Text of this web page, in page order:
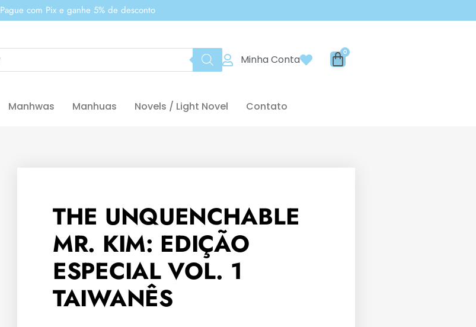
Pague com Pix e ganhe 5% de desconto
Minha Conta
Manhwas Manhuas Novels / Light Novel Contato
THE UNQUENCHABLE
MR. KIM: EDIÇÃO
ESPECIAL VOL. 1
TAIWANÊS